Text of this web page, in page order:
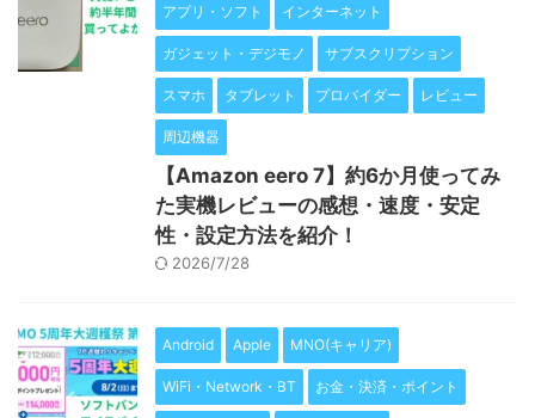
アプリ・ソフト インターネット
ガジェット・デジモノ サブスクリプション
スマホ タブレット プロバイダー レビュー
周辺機器
【Amazon eero 7】約6か月使ってみ
た実機レビューの感想・速度・安定
性・設定方法を紹介！
2026/7/28
Android Apple MNO(キャリア)
WiFi・Network・BT お金・決済・ポイント